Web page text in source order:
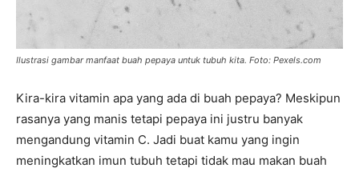
Ilustrasi gambar manfaat buah pepaya untuk tubuh kita. Foto: Pexels.com
Kira-kira vitamin apa yang ada di buah pepaya? Meskipun
rasanya yang manis tetapi pepaya ini justru banyak
mengandung vitamin C. Jadi buat kamu yang ingin
meningkatkan imun tubuh tetapi tidak mau makan buah